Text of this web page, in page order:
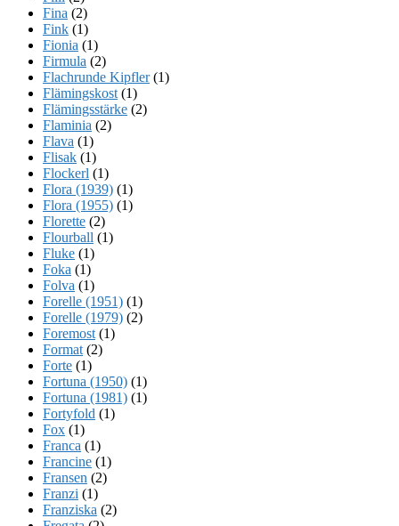
Fina (2)
Fink (1)
Fionia (1)
Firmula (2)
Flachrunde Kipfler(1)
Flämingskost (1)
Flämingsstärke (2)
Flaminia (2)
Flava (1)
Flisak (1)
Flockerl (1)
Flora (1939) (1)
Flora (1955) (1)
Florette (2)
Flourball (1)
Fluke (1)
Foka (1)
Folva (1)
Forelle (1951) (1)
Forelle (1979) (2)
Foremost (1)
Format (2)
Forte (1)
Fortuna (1950) (1)
Fortuna (1981) (1)
Fortyfold (1)
Fox (1)
Franca (1)
Francine (1)
Fransen (2)
Franzi (1)
Franziska (2)